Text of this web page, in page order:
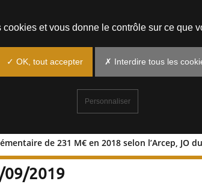
de 231 M€ en 2018 selon l’Arcep, JO
complémentaire de 231
09/2019
et vous donne le contrôle sur ce que
✓ OK, tout accepter ✗ Interdire tous les
Personnaliser